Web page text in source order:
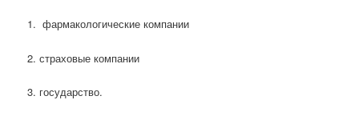
1. фармакологические компании
2. страховые компании
3. государство.